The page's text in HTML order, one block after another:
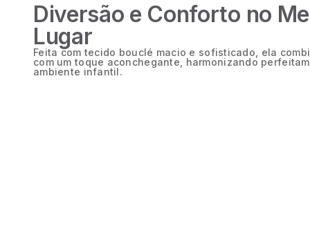
Diversão e Conforto no
Lugar
Feita com tecido bouclé macio e sofisticado, ela
com um toque aconchegante, harmonizando
ambiente infantil.